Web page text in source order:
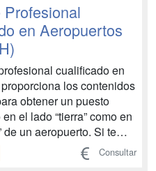
en Aeropuertos
cualificado en
los contenidos
obtener un puesto
el lado “tierra” como en
de un aeropuerto. Si te
no será difícil
implicación lo que
Consultar